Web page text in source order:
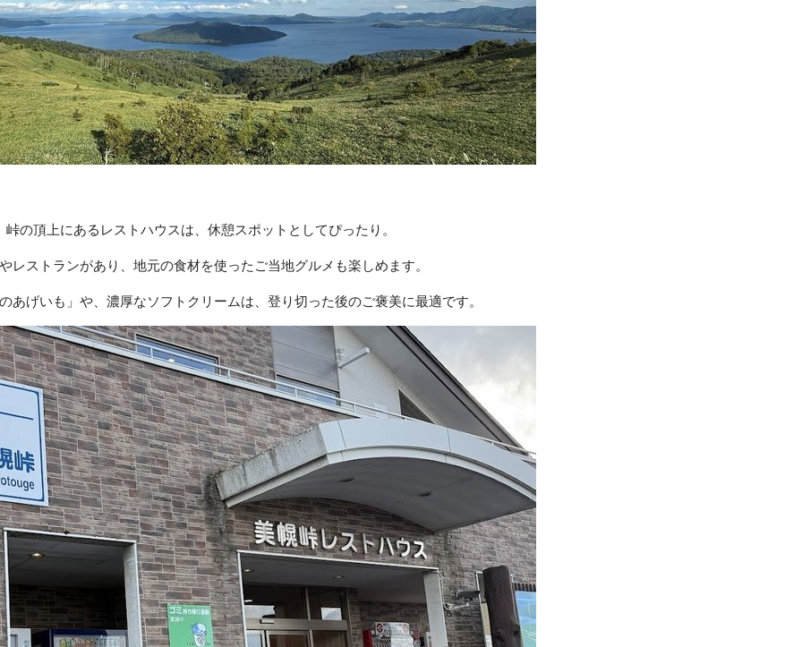
峠の頂上にあるレストハウスは、休憩スポットとしてぴったり。
レストランがあり、地元の食材を使ったご当地グルメも楽しめます。
あげいも」や、濃厚なソフトクリームは、登り切った後のご褒美に最適です。